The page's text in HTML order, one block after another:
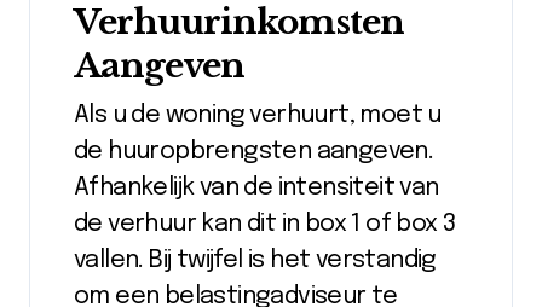
Verhuurinkomsten
Aangeven
Als u de woning verhuurt, moet u
de huuropbrengsten aangeven.
Afhankelijk van de intensiteit van
de verhuur kan dit in box 1 of box 3
vallen. Bij twijfel is het verstandig
om een belastingadviseur te